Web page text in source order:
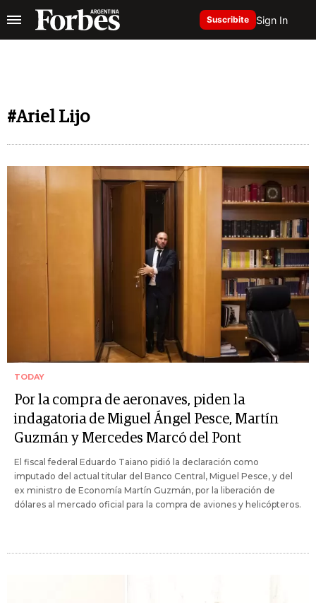
Suscribite Sign In
#Ariel Lijo
TODAY
Por la compra de aeronaves, piden la
indagatoria de Miguel Ángel Pesce, Martín
Guzmán y Mercedes Marcó del Pont
El fiscal federal Eduardo Taiano pidió la declaración como
imputado del actual titular del Banco Central, Miguel Pesce, y del
ex ministro de Economía Martín Guzmán, por la liberación de
dólares al mercado oficial para la compra de aviones y helicópteros.